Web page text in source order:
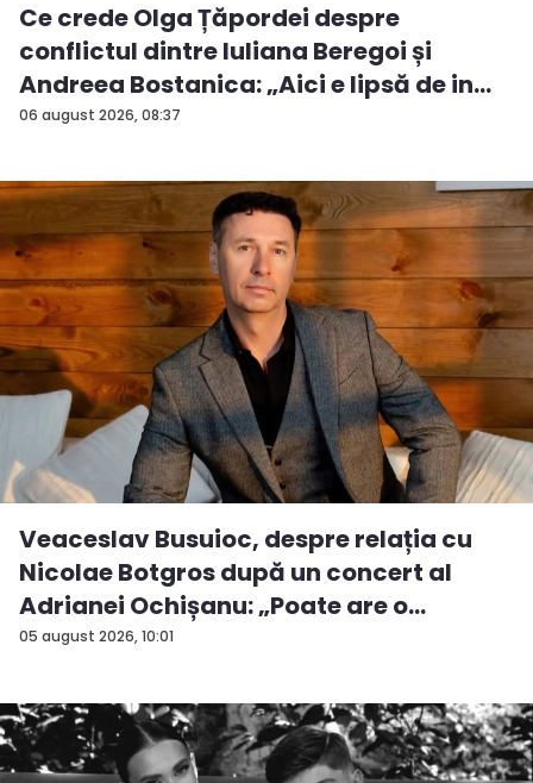
06 august 2026, 08:37
Ce crede Olga Țăpordei despre
conflictul dintre Iuliana Beregoi și
Andreea Bostanica: „Aici e lipsă de in...
05 august 2026, 10:01
Veaceslav Busuioc, despre relația cu
Nicolae Botgros după un concert al
Adrianei Ochișanu: „Poate are o
supăra...